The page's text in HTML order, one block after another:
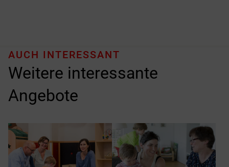
Weitere interessante
Angebote
AUCH INTERESSANT